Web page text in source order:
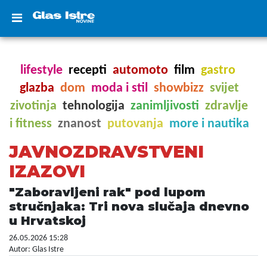
lifestyle recepti automoto film gastro
glazba dom moda i stil showbizz svijet
zivotinja tehnologija zanimljivosti zdravlje
i fitness znanost putovanja more i nautika
JAVNOZDRAVSTVENI
IZAZOVI
"Zaboravljeni rak" pod lupom
stručnjaka: Tri nova slučaja dnevno
u Hrvatskoj
26.05.2026 15:28
Autor: Glas Istre